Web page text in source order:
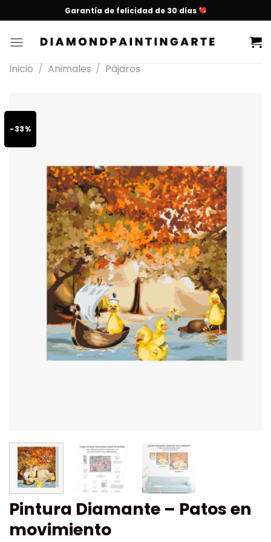
Garantía de felicidad de 30 días
Inicio / Animales / Pájaros
-33%
Pintura Diamante – Patos en
movimiento